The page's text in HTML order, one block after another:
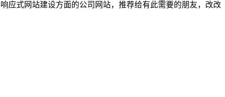
应式网站建设方面的公司网站，推荐给有此需要的朋友，改改